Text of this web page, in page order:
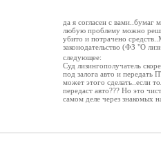
да я согласен с вами..бумаг
любую проблему можно
убито и потрачено
законодательство (ФЗ "О
следующее:
Суд лизингополучатель
под залога авто и
может этого сделать..если
передаст авто??? Но это
самом деле через знакомых